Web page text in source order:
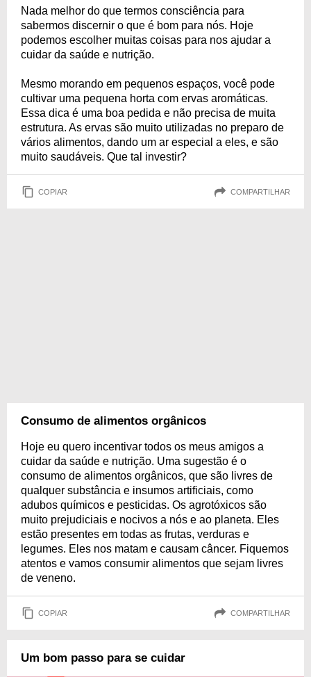
à vida!
Nada melhor do que termos consciência para
sabermos discernir o que é bom para nós. Hoje
podemos escolher muitas coisas para nos ajudar a
cuidar da saúde e nutrição.
Mesmo morando em pequenos espaços, você pode
cultivar uma pequena horta com ervas aromáticas.
Essa dica é uma boa pedida e não precisa de muita
estrutura. As ervas são muito utilizadas no preparo de
vários alimentos, dando um ar especial a eles, e são
muito saudáveis. Que tal investir?
COPIAR COMPARTILHAR
Consumo de alimentos orgânicos
Hoje eu quero incentivar todos os meus amigos a
cuidar da saúde e nutrição. Uma sugestão é o
consumo de alimentos orgânicos, que são livres de
qualquer substância e insumos artificiais, como
adubos químicos e pesticidas. Os agrotóxicos são
muito prejudiciais e nocivos a nós e ao planeta. Eles
estão presentes em todas as frutas, verduras e
legumes. Eles nos matam e causam câncer. Fiquemos
atentos e vamos consumir alimentos que sejam livres
de veneno.
COPIAR COMPARTILHAR
Um bom passo para se cuidar